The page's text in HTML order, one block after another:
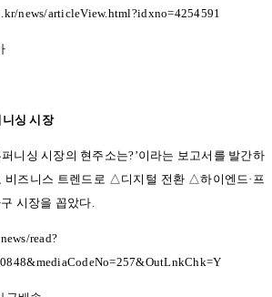
news/articleView.html?idxno=4254591
싱 시장
퍼니싱 시장의 현주소는?’이라는 보고서를 발간하
비즈니스 트렌드로 △디지털 전환 △하이엔드· 프
시장을 꼽았다.
read?